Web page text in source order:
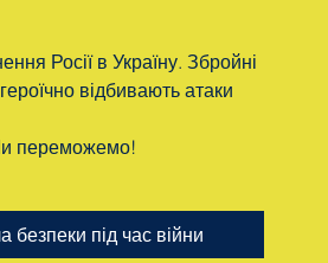
Росії в Україну. Збройні
відбивають атаки
переможемо!
безпеки під час війни